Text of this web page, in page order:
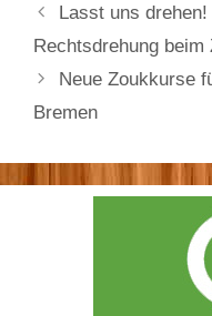
Lasst uns
Rechtsdrehung beim
Neue Zoukkurse
Bremen